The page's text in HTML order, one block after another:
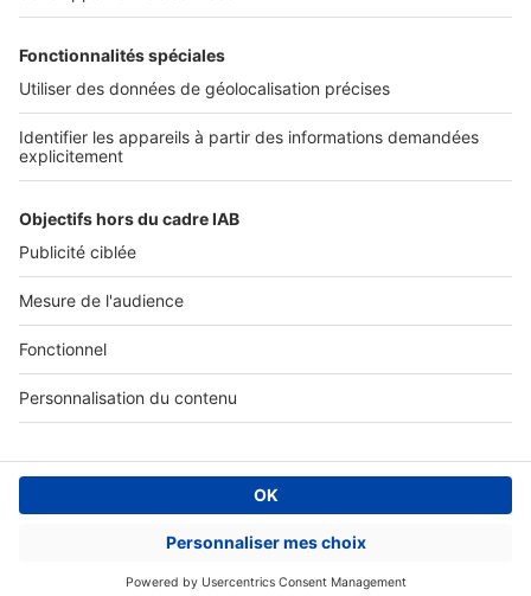
Accès client
Informations légales
Politique Générale de Protection des Données
Charte éditeur
Paramétrer mes cookies
Digital Classifieds France SAS © 2024 - all rights